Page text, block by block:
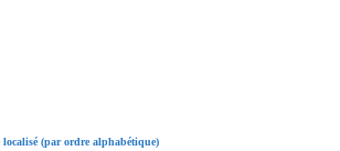
(par ordre alphabétique)